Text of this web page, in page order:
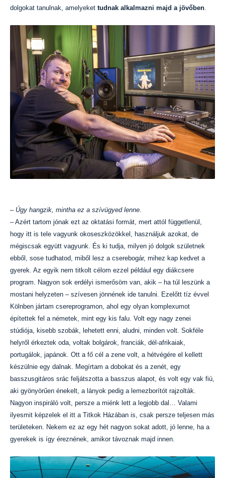
dolgokat tanulnak, amelyeket tudnak alkalmazni majd a jövőben.
– Úgy hangzik, mintha ez a szívügyed lenne.
– Azért tartom jónak ezt az oktatási formát, mert attól függetlenül,
hogy itt is tele vagyunk okoseszközökkel, használjuk azokat, de
mégiscsak együtt vagyunk. És ki tudja, milyen jó dolgok születnek
ebből, sose tudhatod, miből lesz a cserebogár, mihez kap kedvet a
gyerek. Az egyik nem titkolt célom ezzel például egy diákcsere
program. Nagyon sok erdélyi ismerősöm van, akik – ha túl leszünk a
mostani helyzeten – szívesen jönnének ide tanulni. Ezelőtt tíz évvel
Kölnben jártam csereprogramon, ahol egy olyan komplexumot
építettek fel a németek, mint egy kis falu. Volt egy nagy zenei
stúdiója, kisebb szobák, lehetett enni, aludni, minden volt. Sokféle
helyről érkeztek oda, voltak bolgárok, franciák, dél-afrikaiak,
portugálok, japánok. Ott a fő cél a zene volt, a hétvégére el kellett
készülnie egy dalnak. Megírtam a dobokat és a zenét, egy
basszusgitáros srác feljátszotta a basszus alapot, és volt egy vak fiú,
aki gyönyörűen énekelt, a lányok pedig a lemezborítót rajzolták.
Nagyon inspiráló volt, persze a miénk lett a legjobb dal… Valami
ilyesmit képzelek el itt a Titkok Házában is, csak persze teljesen más
területeken. Nekem ez az egy hét nagyon sokat adott, jó lenne, ha a
gyerekek is így éreznének, amikor távoznak majd innen.